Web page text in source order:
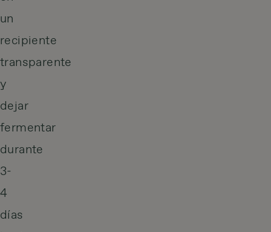
un
recipiente
transparente
y
dejar
fermentar
durante
3-
4
días